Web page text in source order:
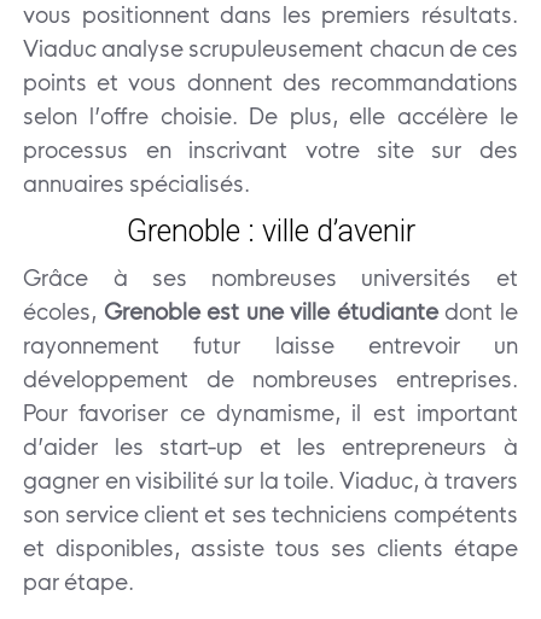
vous positionnent dans les premiers résultats.
Viaduc analyse scrupuleusement chacun de ces
points et vous donnent des recommandations
selon l’offre choisie. De plus, elle accélère le
processus en inscrivant votre site sur des
annuaires spécialisés.
Grenoble : ville d’avenir
Grâce à ses nombreuses universités et
écoles, Grenoble est une ville étudiantedont le
rayonnement futur laisse entrevoir un
développement de nombreuses entreprises.
Pour favoriser ce dynamisme, il est important
d’aider les start-up et les entrepreneurs à
gagner en visibilité sur la toile. Viaduc, à travers
son service client et ses techniciens compétents
et disponibles, assiste tous ses clients étape
par étape.